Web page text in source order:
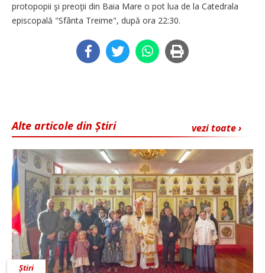
protopopii şi preoţii din Baia Mare o pot lua de la Catedrala
episcopală "Sfânta Treime", după ora 22:30.
vezi toate ›
Alte articole din Știri
Știri